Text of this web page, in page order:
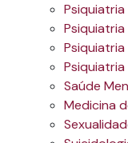
Psiquiatria
Saúde
Medicina